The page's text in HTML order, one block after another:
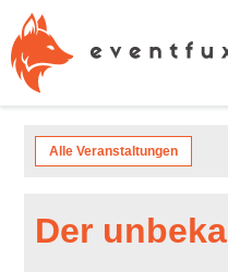
Alle Veranstaltungen
Der